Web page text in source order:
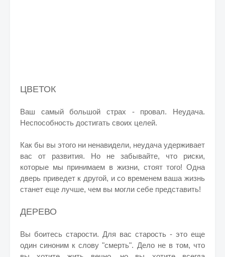
ЦВЕТОК
Ваш самый большой страх - провал. Неудача.
Неспособность достигать своих целей.
Как бы вы этого ни ненавидели, неудача удерживает
вас от развития. Но не забывайте, что риски,
которые мы принимаем в жизни, стоят того! Одна
дверь приведет к другой, и со временем ваша жизнь
станет еще лучше, чем вы могли себе представить!
ДЕРЕВО
Вы боитесь старости. Для вас старость - это еще
один синоним к слову "смерть". Дело не в том, что